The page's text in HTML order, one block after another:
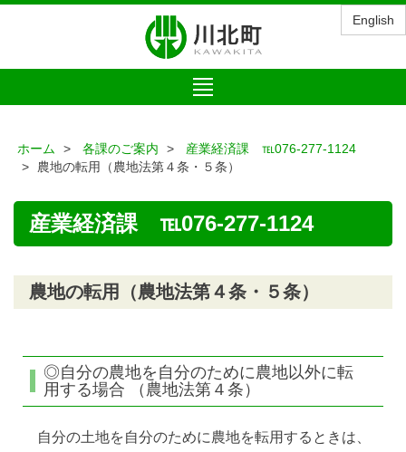
English
Toggle
navigation
ホーム 各課のご案内
産業経済課 ℡076-277-1124
農地の転用（農地法第４条・５条）
産業経済課 ℡076-277-1124
農地の転用（農地法第４条・５条）
◎自分の農地を自分のために農地以外に転
用する場合 （農地法第４条）
自分の土地を自分のために農地を転用するときは、